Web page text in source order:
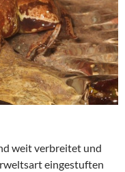
weit verbreitet und
eingestuften